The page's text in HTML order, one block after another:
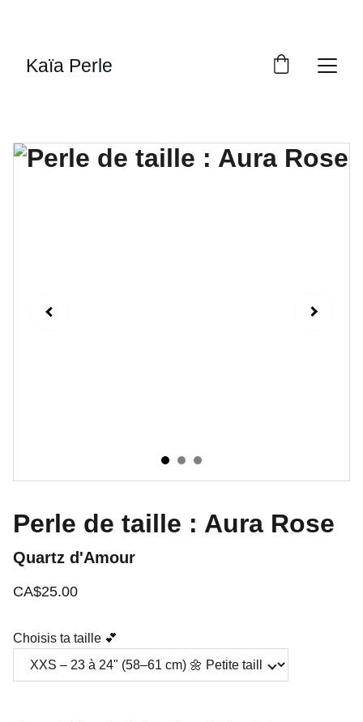
Kaïa Perle
Perle de taille : Aura Rose
Quartz d'Amour
CA$25.00
Choisis ta taille 💕